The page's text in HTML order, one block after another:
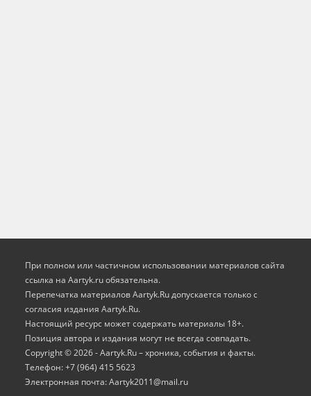
При полном или частичном использовании материалов сайта
ссылка на Aartyk.ru oбязательна.
Перепечатка материалов Aartyk.Ru допускается только с
согласия издания Aartyk.Ru.
Настоящий ресурс может содержать материалы 18+.
Позиция автора и издания могут не всегда совпадать.
Copyright © 2026 - Aartyk.Ru – хроника, события и факты.
Телефон: +7 (964) 415 5623
Электронная почта: Aartyk2011@mail.ru